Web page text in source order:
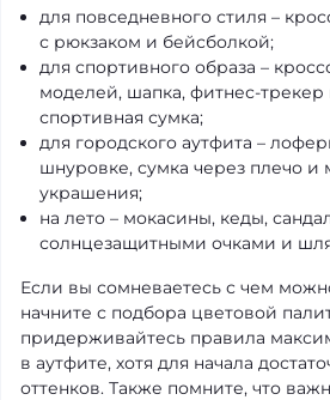
для повседневного стиля –
с рюкзаком и бейсболкой;
для спортивного образа –
моделей, шапка, фитнес-трекер
спортивная сумка;
для городского аутфита –
шнуровке, сумка через плечо
украшения;
на лето – мокасины, кеды,
солнцезащитными очками и
Если вы сомневаетесь с чем
начните с подбора цветовой
придерживайтесь правила
в аутфите, хотя для начала
оттенков. Также помните, что